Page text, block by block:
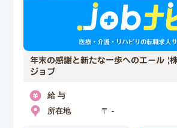
年末の感謝と新たな一歩へのエール |
ジョブ
給 与
所在地
〒 -